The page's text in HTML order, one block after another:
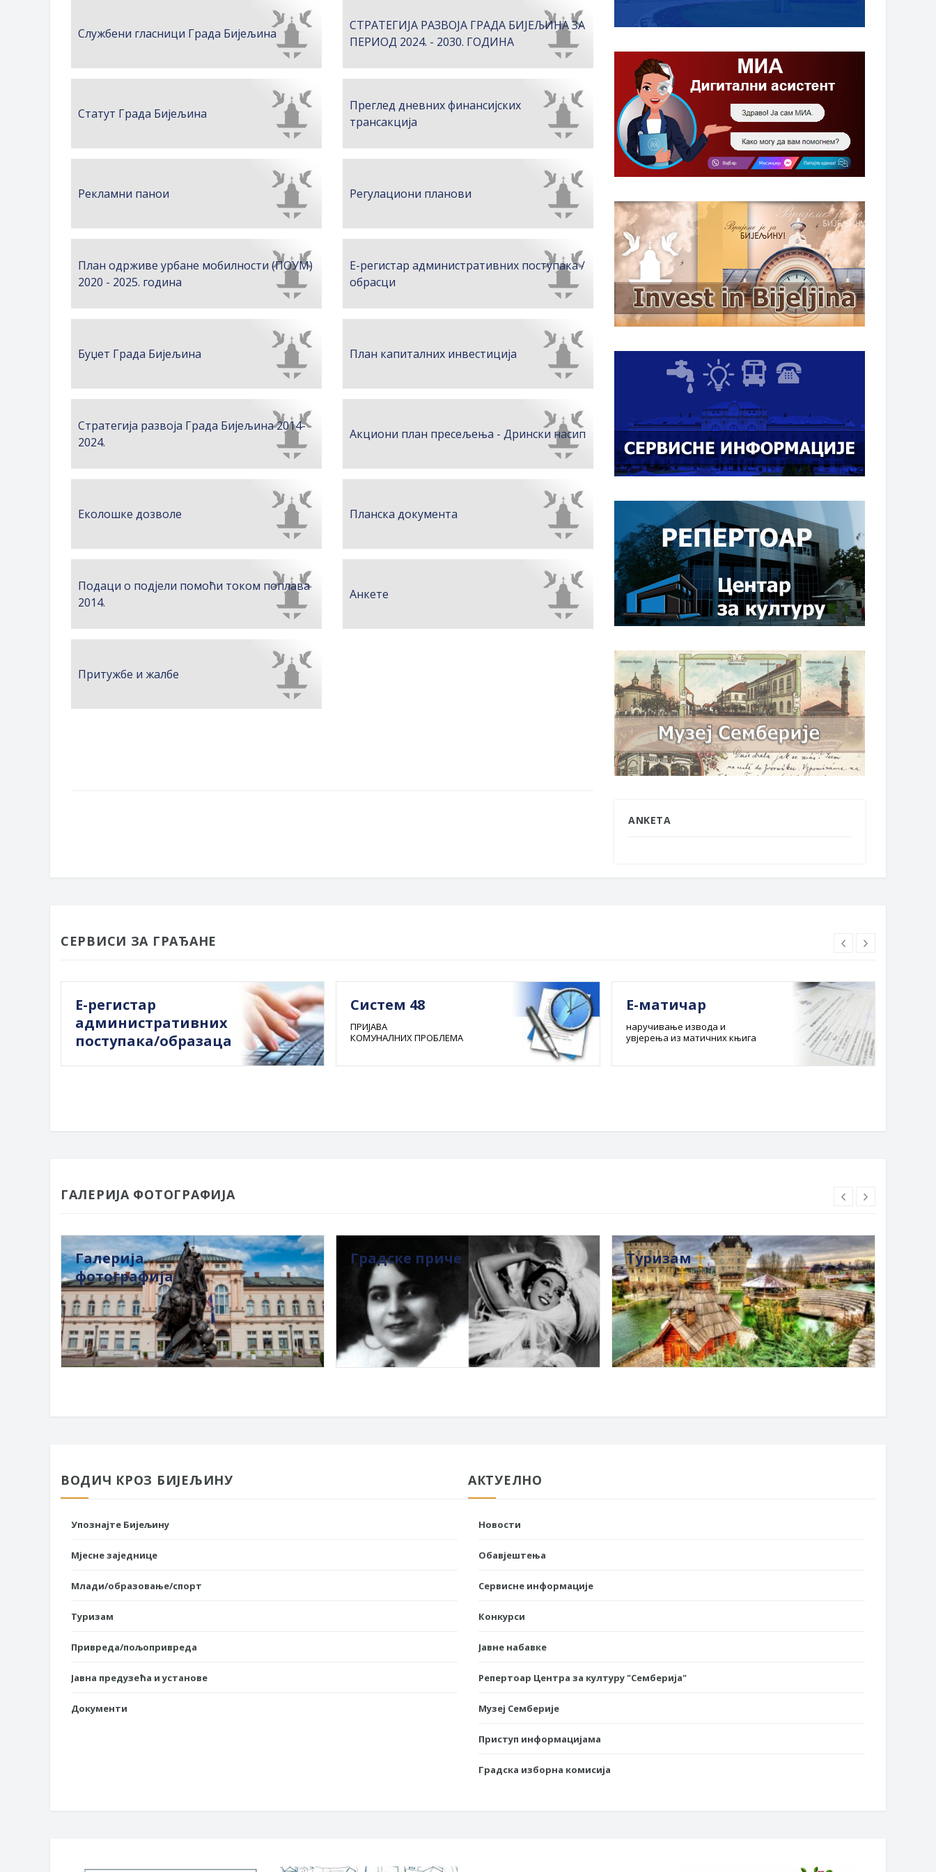
Обрасци захтјева за регресирано гориво доступни од 13. марта до 15. новембра
Захтјев за издавање ПОНОСНЕ КАРТИЦЕ
Обавјештење о забрани саобраћаја 6. и 7. августа
Обавјештење за предузетника - Вера Ујић
Службени гласници Града Бијељина
СТРАТЕГИЈА РАЗВОЈА ГРАДА БИЈЕЉИНА ЗА
ПЕРИОД 2024. - 2030. ГОДИНА
Статут Града Бијељина
Преглед дневних финансијских
трансакција
Рекламни панои Регулациони планови
План одрживе урбане мобилности (ПОУМ)
2020 - 2025. година
Е-регистар административних поступака /
обрасци
Буџет Града Бијељина План капиталних инвестиција
Стратегија развоја Града Бијељина 2014-
2024.
Акциони план пресељења - Дрински насип
Еколошке дозволе Планска документа
Подаци о подјели помоћи током поплава
2014.
Анкете
Притужбе и жалбе
ANKETA
СЕРВИСИ ЗА ГРАЂАНЕ
Е-регистар
административних
поступака/образаца
Систем 48
ПРИЈАВА
КОМУНАЛНИХ ПРОБЛЕМА
Е-матичар
наручивање извода и
увјерења из матичних књига
ГАЛЕРИЈА ФОТОГРАФИЈА
Галерија
фотографија
Градске приче Туризам
ВОДИЧ КРОЗ БИЈЕЉИНУ
Упознајте Бијељину
Мјесне заједнице
Млади/образовање/спорт
Туризам
Привреда/пољопривреда
Јавна предузећа и установе
Документи
АКТУЕЛНО
Новости
Обавјештења
Сервисне информације
Конкурси
Јавне набавке
Репертоар Центра за културу "Семберија"
Музеј Семберије
Приступ информацијама
Градска изборна комисија